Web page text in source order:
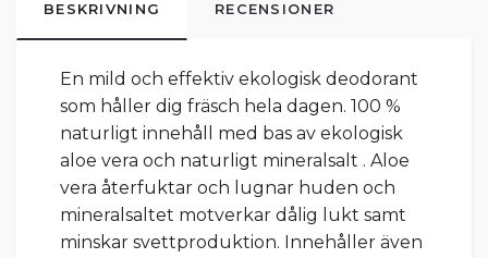
BESKRIVNING RECENSIONER
En mild och effektiv ekologisk deodorant
som håller dig fräsch hela dagen. 100 %
naturligt innehåll med bas av ekologisk
aloe vera och naturligt mineralsalt . Aloe
vera återfuktar och lugnar huden och
mineralsaltet motverkar dålig lukt samt
minskar svettproduktion. Innehåller även